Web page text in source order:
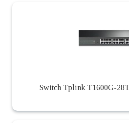
Switch Tplink T1600G-